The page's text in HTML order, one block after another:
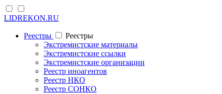
LIDREKON.RU
Реестры
Реестры
Экстремистские материалы
Экстремистские ссылки
Экстремистские организации
Реестр иноагентов
Реестр НКО
Реестр СОНКО